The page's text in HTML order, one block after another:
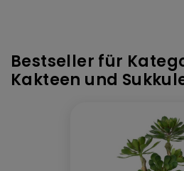
Bestseller für
Kakteen und